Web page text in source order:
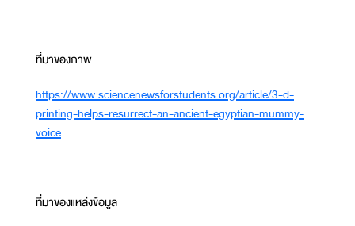
ที่มาของภาพ
https://www.sciencenewsforstudents.org/article/3-d-
printing-helps-resurrect-an-ancient-egyptian-mummy-
voice
ที่มาของแหล่งข้อมูล